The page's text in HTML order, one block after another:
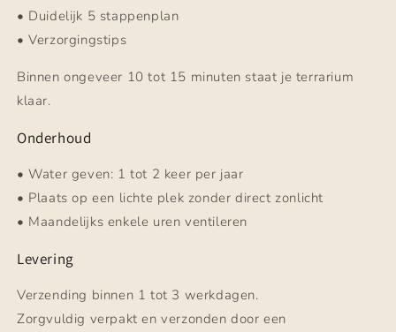
• Duidelijk 5 stappenplan
• Verzorgingstips
Binnen ongeveer 10 tot 15 minuten staat je terrarium
klaar.
Onderhoud
• Water geven: 1 tot 2 keer per jaar
• Plaats op een lichte plek zonder direct zonlicht
• Maandelijks enkele uren ventileren
Levering
Verzending binnen 1 tot 3 werkdagen.
Zorgvuldig verpakt en verzonden door een